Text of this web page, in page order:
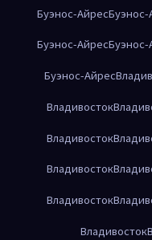
Буэнос-АйресБуэнос-
Буэнос-АйресБуэнос-
Буэнос-Айрес
Владивосток
Владивосток
Владивосток
Владивосток
Владивосток